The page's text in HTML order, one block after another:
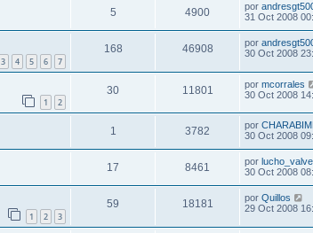
5 4900 por
31 Oct 2008
3 4 5 6 7
168 46908 por
30 Oct 2008
1 2
30 11801 por mcorrales
30 Oct 2008
1 3782 por
30 Oct 2008
17 8461 por
30 Oct 2008
1 2 3
59 18181 por Quillos
29 Oct 2008